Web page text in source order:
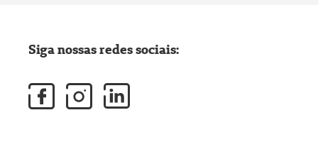
Siga nossas redes sociais: